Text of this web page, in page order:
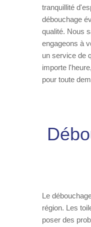
tranquillité
débouchage
qualité. Nous
engageons à
un service de
importe
pour toute
Le
région. Les
poser des